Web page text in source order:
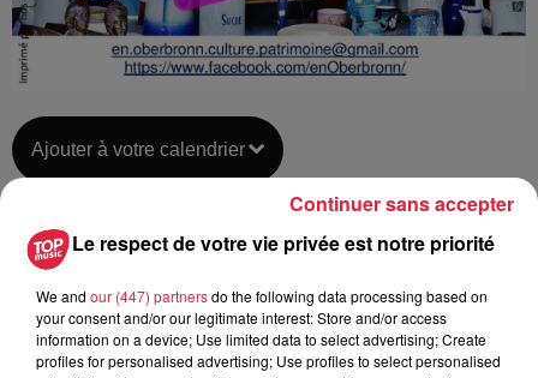
Ajouter à votre calendrier
du12 mai 2019 à 0h00
Le respect de votre vie privée est notre priorité
We and our (447) partnersdo the following data processing based on
your consent and/or our legitimate interest: Store and/or access
information on a device; Use limited data to select advertising; Create
profiles for personalised advertising; Use profiles to select personalised
Continuer sans accepter